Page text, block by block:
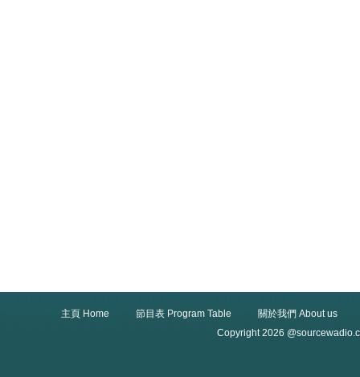
主頁 Home 節目表 Program Table
關於我們 About us
Copyright 2026